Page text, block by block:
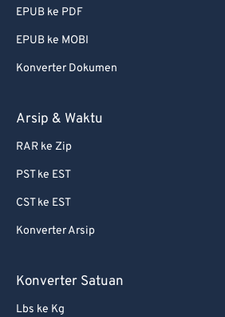
EPUB ke PDF
EPUB ke MOBI
Konverter Dokumen
Arsip & Waktu
RAR ke Zip
PST ke EST
CST ke EST
Konverter Arsip
Konverter Satuan
Lbs ke Kg